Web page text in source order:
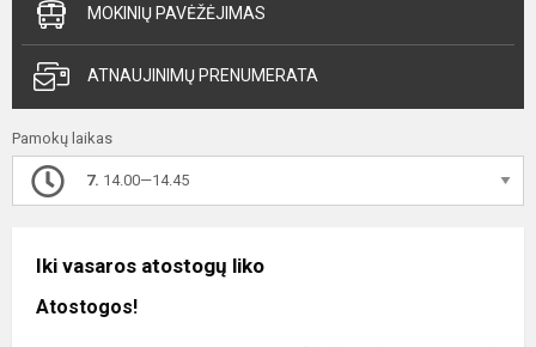
MOKINIŲ PAVĖŽĖJIMAS
ATNAUJINIMŲ PRENUMERATA
Pamokų laikas
7. 14.00—14.45
Iki vasaros atostogų liko
Atostogos!